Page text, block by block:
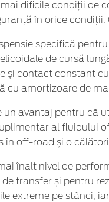
dificile condiții de
în orice
specifică
de cursă
și contact constant
cu amortizoare de
un avantaj pentru că
al fluidului
în off-road și o
înalt nivel de
transfer și pentru
extreme pe stânci,